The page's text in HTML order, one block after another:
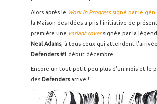
Alors après le Work in Progresssigné par le
la Maison des Idées a pris l'initiative de
première une variant coversignée par la
Neal Adams, à tous ceux qui attendent
Defenders #1 début décembre.
Encore un tout petit peu plus d'un mois et le
des Defendersarrive !